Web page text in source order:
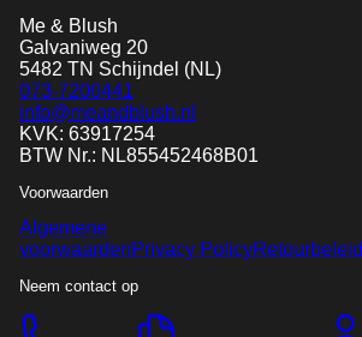
Me & Blush
Galvaniweg 20
5482 TN Schijndel (NL)
073-7200441
info@meandblush.nl
KVK: 63917254
BTW Nr.: NL855452468B01
Voorwaarden
Algemene
voorwaardenPrivacy PolicyRetourbeleid
Neem contact op